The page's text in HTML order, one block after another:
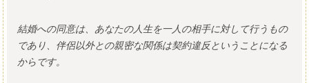
結婚への同意は、あなたの人生を一人の相手に対して行うもの
であり、伴侶以外との親密な関係は契約違反ということになる
からです。